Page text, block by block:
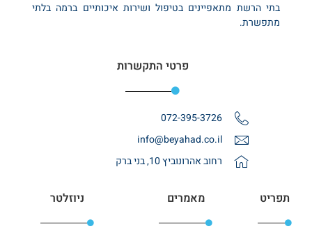
בתי הרשת מתאפיינים בטיפול ושירות איכותיים ברמה בלתי
מתפשרת.
פרטי התקשרות
072-395-3726
info@beyahad.co.il
רחוב אהרונוביץ 10, בני ברק
תפריט מאמרים ניוזלטר